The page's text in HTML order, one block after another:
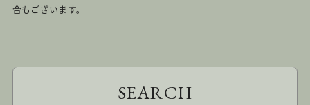
合もございます。
SEARCH